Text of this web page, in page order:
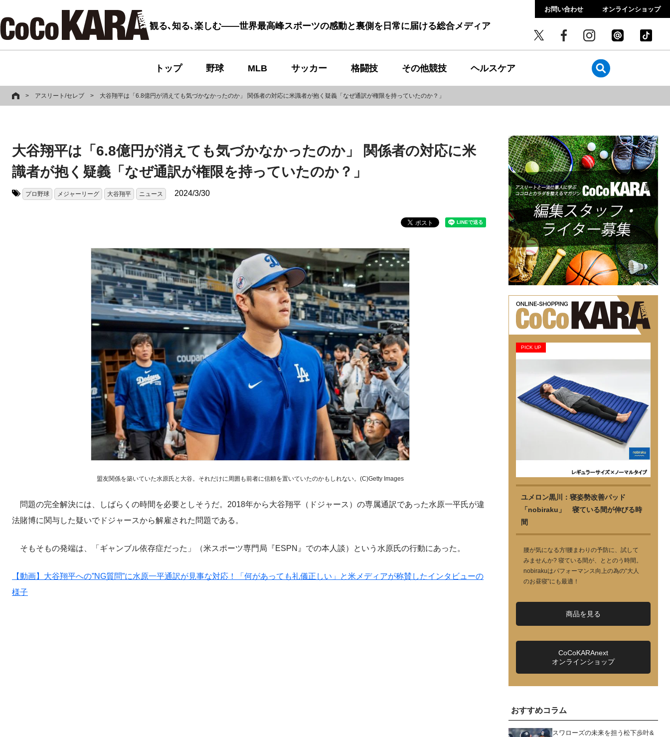
観る､知る､楽しむ――世界最高峰スポーツの感動と裏側を日常に届ける総合メディア
お問い合わせ オンラインショップ
トップ 野球 MLB サッカー 格闘技 その他競技 ヘルスケア
> アスリート/セレブ > 大谷翔平は「6.8億円が消えても気づかなかったのか」 関係者の対応に米識者が抱く疑義「なぜ通訳が権限を持っていたのか？」
大谷翔平は「6.8億円が消えても気づかなかったのか」 関係者の対応に米
識者が抱く疑義「なぜ通訳が権限を持っていたのか？」
プロ野球 メジャーリーグ 大谷翔平 ニュース 2024/3/30
盟友関係を築いていた水原氏と大谷。それだけに周囲も前者に信頼を置いていたのかもしれない。(C)Getty Images
問題の完全解決には、しばらくの時間を必要としそうだ。2018年から大谷翔平（ドジャース）の専属通訳であった水原一平氏が違
法賭博に関与した疑いでドジャースから解雇された問題である。
そもそもの発端は、「ギャンブル依存症だった」（米スポーツ専門局『ESPN』での本人談）という水原氏の行動にあった。
【動画】大谷翔平への”NG質問”に水原一平通訳が見事な対応！「何があっても礼儀正しい」と米メディアが称賛したインタビューの
様子
PICK UP
ユメロン黒川：寝姿勢改善パッド
「nobiraku」 寝ている間が伸びる時
間
腰が気になる方!腰まわりの予防に、試して
みませんか? 寝ている間が、ととのう時間。
nobirakuはパフォーマンス向上の為の“大人
のお昼寝”にも最適！
商品を見る
CoCoKARAnext
オンラインショップ
おすすめコラム
スワローズの未来を担う松下歩叶&